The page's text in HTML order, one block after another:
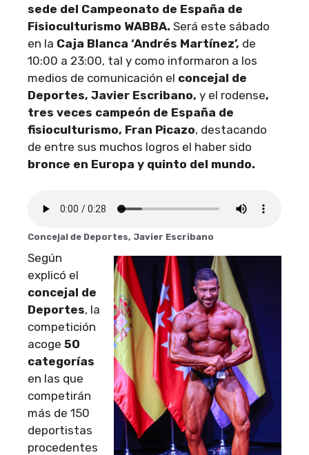
sede del Campeonato de España de
Fisioculturismo WABBA. Será este sábado
en la Caja Blanca ‘Andrés Martínez’, de
10:00 a 23:00, tal y como informaron a los
medios de comunicación el concejal de
Deportes, Javier Escribano, y el rodense,
tres veces campeón de España de
fisioculturismo, Fran Picazo, destacando
de entre sus muchos logros el haber sido
bronce en Europa y quinto del mundo.
Concejal de Deportes, Javier Escribano
Según
explicó el
concejal de
Deportes, la
competición
acoge 50
categorías
en las que
competirán
más de 150
deportistas
procedentes